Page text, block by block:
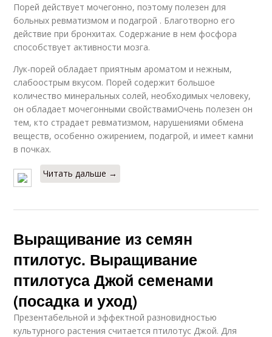
Порей действует мочегонно, поэтому полезен для
больных ревматизмом и подагрой . Благотворно его
действие при бронхитах. Содержание в нем фосфора
способствует активности мозга.
Лук-порей обладает приятным ароматом и нежным,
слабоострым вкусом. Порей содержит большое
количество минеральных солей, необходимых человеку,
он обладает мочегонными свойствамиОчень полезен он
тем, кто страдает ревматизмом, нарушениями обмена
веществ, особенно ожирением, подагрой, и имеет камни
в почках.
Читать дальше →
Выращивание из семян
птилотус. Выращивание
птилотуса Джой семенами
(посадка и уход)
Презентабельной и эффектной разновидностью
культурного растения считается птилотус Джой. Для